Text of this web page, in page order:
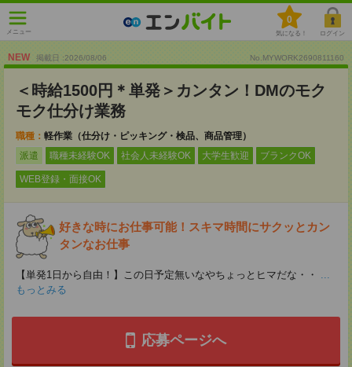
メニュー
0
気になる！ ログイン
NEW 掲載日 :2026/08/06 No.MYWORK2690811160
＜時給1500円＊単発＞カンタン！DMのモク
モク仕分け業務
職種： 軽作業（仕分け・ピッキング・検品、商品管理）
派遣
職種未経験OK 社会人未経験OK 大学生歓迎 ブランクOK
WEB登録・面接OK
好きな時にお仕事可能！スキマ時間にサクッとカン
タンなお仕事
【単発1日から自由！】この日予定無いなやちょっとヒマだな・・
...
もっとみる
応募ページへ